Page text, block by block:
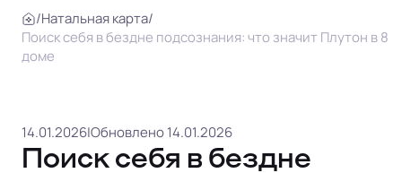
/Натальная карта/
Поиск себя в бездне подсознания: что значит Плутон в 8
доме
14.01.2026|Обновлено 14.01.2026
Поиск себя в бездне